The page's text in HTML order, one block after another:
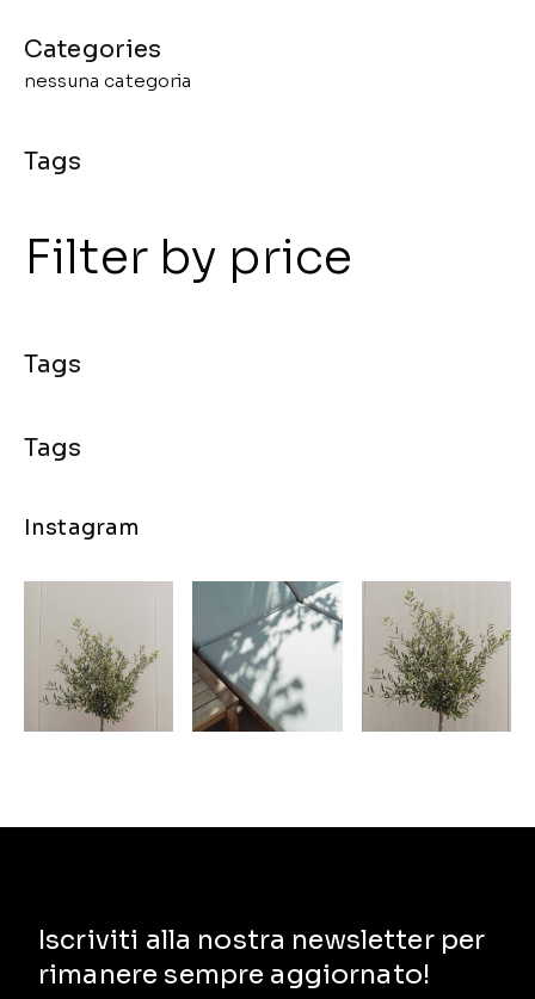
nessuna categoria
Filter by price
Instagram
Iscriviti alla nostra newsletter per
rimanere sempre aggiornato!